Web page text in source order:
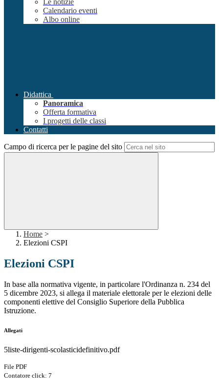
Le notizie
Calendario eventi
Albo online
Didattica
Panoramica
Offerta formativa
I progetti delle classi
Contatti
Campo di ricerca per le pagine del sito
Home >
Elezioni CSPI
Elezioni CSPI
In base alla normativa vigente, in particolare l'Ordinanza n. 234 del
5 dicembre 2023, si allega il materiale elettorale per le elezioni delle
componenti elettive del Consiglio Superiore della Pubblica
Istruzione.
Allegati
5liste-dirigenti-scolasticidefinitivo.pdf
File PDF
Contatore click: 7